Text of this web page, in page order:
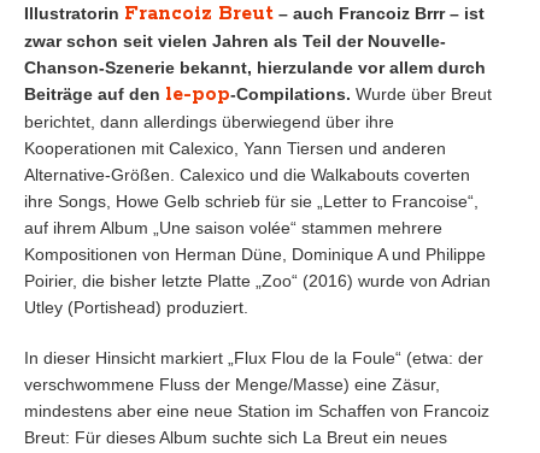
Illustratorin Francoiz Breut – auch Francoiz Brrr – ist
zwar schon seit vielen Jahren als Teil der Nouvelle-
Chanson-Szenerie bekannt, hierzulande vor allem durch
Beiträge auf den le-pop-Compilations. Wurde über Breut
berichtet, dann allerdings überwiegend über ihre
Kooperationen mit Calexico, Yann Tiersen und anderen
Alternative-Größen. Calexico und die Walkabouts coverten
ihre Songs, Howe Gelb schrieb für sie „Letter to Francoise“,
auf ihrem Album „Une saison volée“ stammen mehrere
Kompositionen von Herman Düne, Dominique A und Philippe
Poirier, die bisher letzte Platte „Zoo“ (2016) wurde von Adrian
Utley (Portishead) produziert.
In dieser Hinsicht markiert „Flux Flou de la Foule“ (etwa: der
verschwommene Fluss der Menge/Masse) eine Zäsur,
mindestens aber eine neue Station im Schaffen von Francoiz
Breut: Für dieses Album suchte sich La Breut ein neues